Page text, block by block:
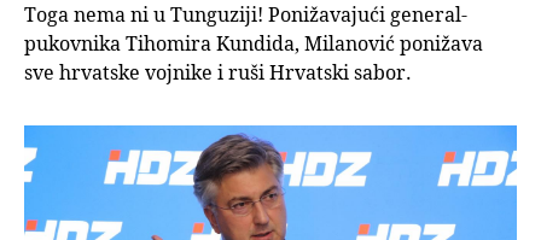
Toga nema ni u Tunguziji! Ponižavajući general-
pukovnika Tihomira Kundida, Milanović ponižava
sve hrvatske vojnike i ruši Hrvatski sabor.